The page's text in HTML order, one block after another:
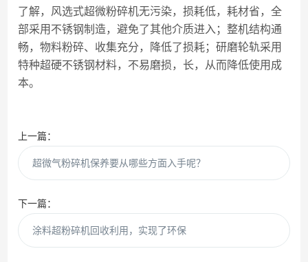
了解，风选式超微粉碎机无污染，损耗低，耗材省，全
部采用不锈钢制造，避免了其他介质进入；整机结构通
畅，物料粉碎、收集充分，降低了损耗；研磨轮轨采用
特种超硬不锈钢材料，不易磨损，长，从而降低使用成
本。
上一篇：
超微气粉碎机保养要从哪些方面入手呢？
下一篇：
涂料超粉碎机回收利用，实现了环保